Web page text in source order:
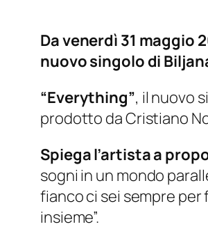
Da venerdì 31 maggio
nuovo singolo di
“Everything”, il nuovo
prodotto da Cristiano
Spiega l’artista a
sogni in un mondo
fianco ci sei sempre per
insieme”.